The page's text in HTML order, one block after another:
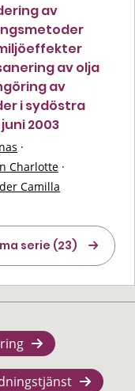
av
av olja
av
i sydöstra
2003
·
Charlotte ·
Camilla
serie (23)